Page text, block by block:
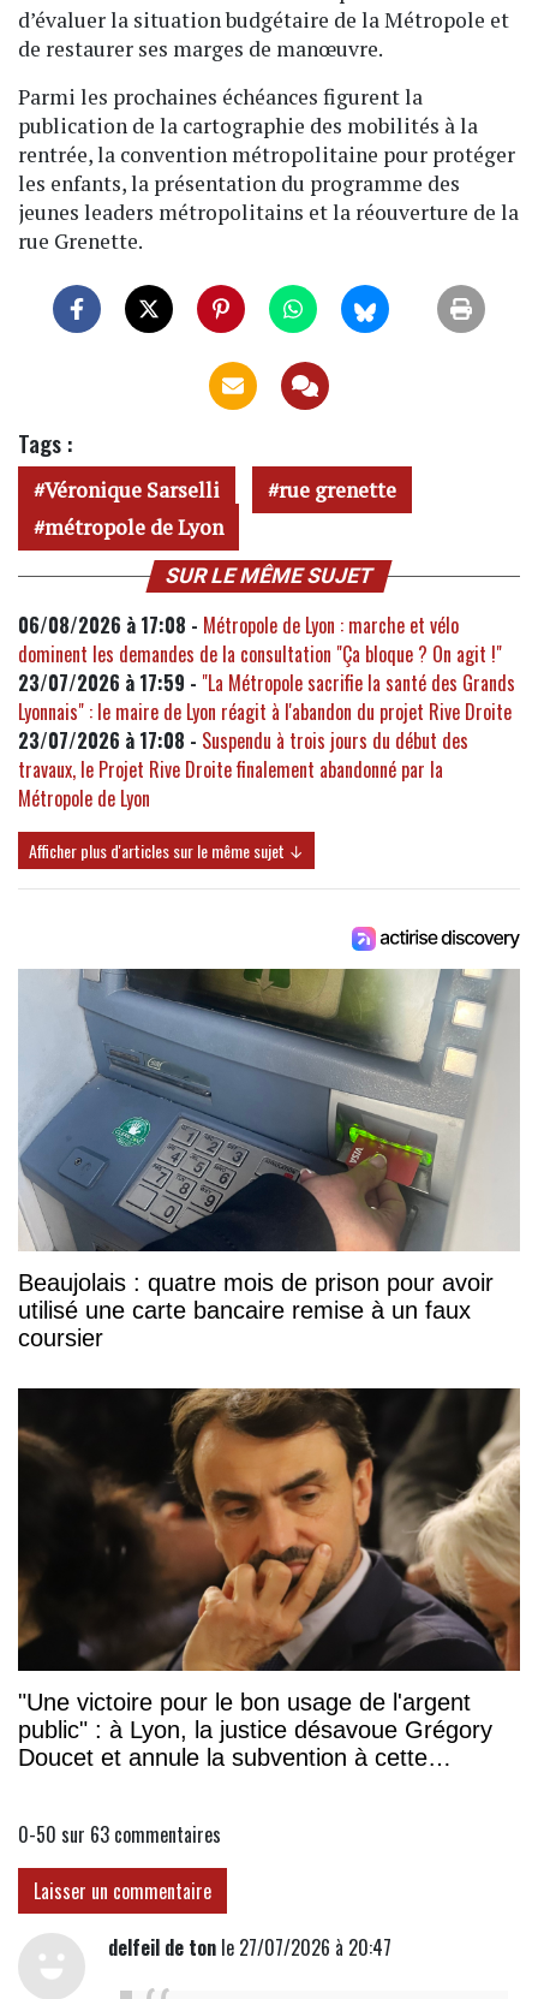
d’évaluer la situation budgétaire de la Métropole et
de restaurer ses marges de manœuvre.
Parmi les prochaines échéances figurent la
publication de la cartographie des mobilités à la
rentrée, la convention métropolitaine pour protéger
les enfants, la présentation du programme des
jeunes leaders métropolitains et la réouverture de la
rue Grenette.
Tags :
Véronique Sarselli
rue grenette
métropole de Lyon
SUR LE MÊME SUJET
06/08/2026 à 17:08 - Métropole de Lyon : marche et vélo
dominent les demandes de la consultation "Ça bloque ? On agit !"
23/07/2026 à 17:59 - "La Métropole sacrifie la santé des Grands
Lyonnais" : le maire de Lyon réagit à l'abandon du projet Rive Droite
23/07/2026 à 17:08 - Suspendu à trois jours du début des
travaux, le Projet Rive Droite finalement abandonné par la
Métropole de Lyon
Afficher plus d'articles sur le même sujet ↓
Beaujolais : quatre mois de prison pour avoir
utilisé une carte bancaire remise à un faux
coursier
"Une victoire pour le bon usage de l'argent
public" : à Lyon, la justice désavoue Grégory
Doucet et annule la subvention à cette
0-50 sur 63 commentaires
Laisser un commentaire
delfeil de tonle 27/07/2026 à 20:47